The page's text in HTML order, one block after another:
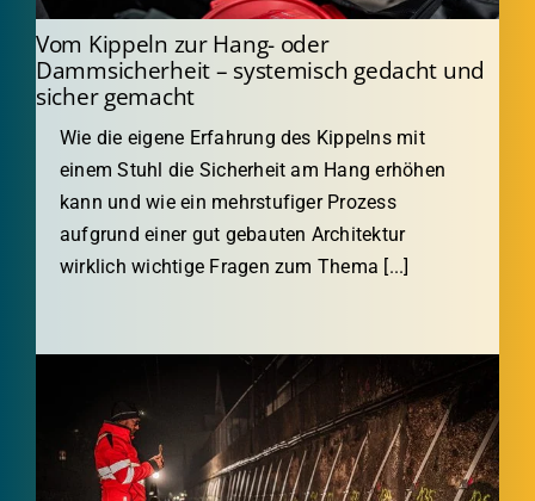
Vom Kippeln zur Hang- oder
Dammsicherheit – systemisch gedacht und
sicher gemacht
Wie die eigene Erfahrung des Kippelns mit
einem Stuhl die Sicherheit am Hang erhöhen
kann und wie ein mehrstufiger Prozess
aufgrund einer gut gebauten Architektur
wirklich wichtige Fragen zum Thema [...]